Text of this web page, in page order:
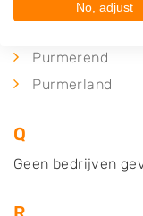
Petten
Purmerend
Purmerland
Q
Geen bedrijven
No, adjust